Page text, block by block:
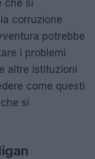
che si
corruzione
potrebbe
i problemi
altre istituzioni
come questi
si